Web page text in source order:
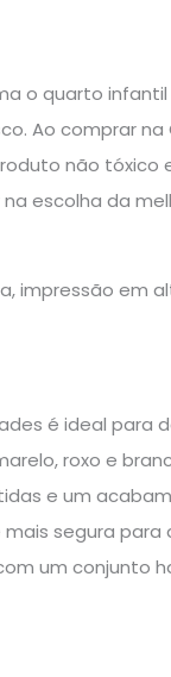
o quarto
Ao comprar na
não tóxico
escolha da
impressão em
é ideal
roxo e
e um
segura
um conjunto